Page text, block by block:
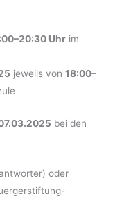
Uhr im
jeweils von 18:00–
bei den
oder